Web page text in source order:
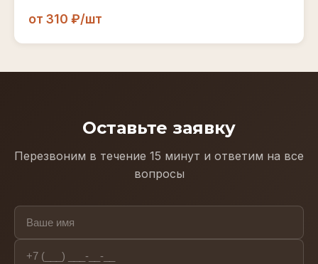
от 310 ₽/шт
Оставьте заявку
Перезвоним в течение 15 минут и ответим на все
вопросы